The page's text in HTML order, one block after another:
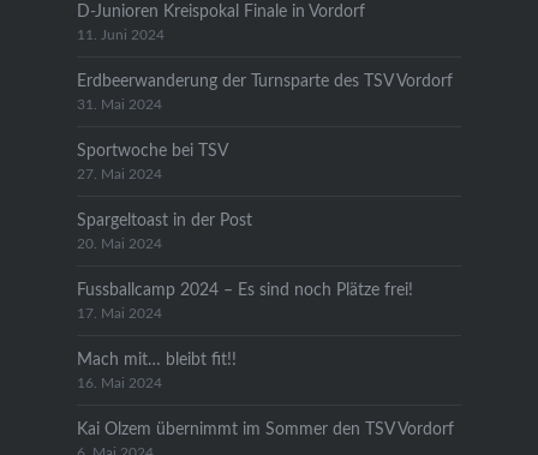
D-Junioren Kreispokal Finale in Vordorf
11. Juni 2024
Erdbeerwanderung der Turnsparte des TSV Vordorf
31. Mai 2024
Sportwoche bei TSV
27. Mai 2024
Spargeltoast in der Post
20. Mai 2024
Fussballcamp 2024 – Es sind noch Plätze frei!
17. Mai 2024
Mach mit… bleibt fit!!
16. Mai 2024
Kai Olzem übernimmt im Sommer den TSV Vordorf